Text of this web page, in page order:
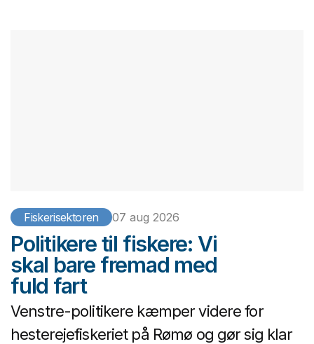
Fiskerisektoren 07 aug 2026
Politikere til fiskere: Vi
skal bare fremad med
fuld fart
Venstre-politikere kæmper videre for
hesterejefiskeriet på Rømø og gør sig klar